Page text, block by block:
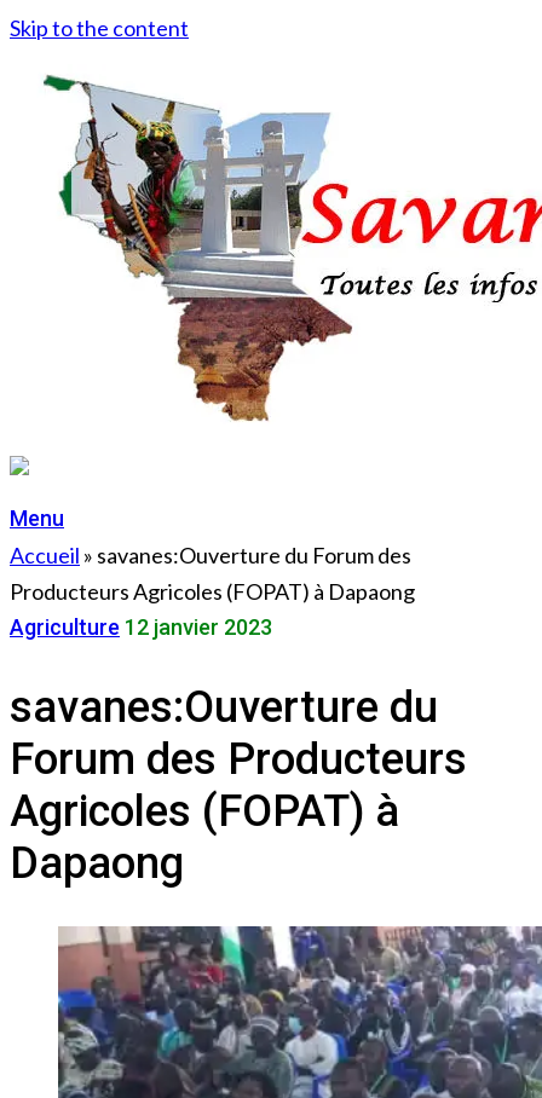
Skip to the content
Menu
Accueil » savanes:Ouverture du Forum des
Producteurs Agricoles (FOPAT) à Dapaong
Agriculture 12 janvier 2023
savanes:Ouverture du
Forum des Producteurs
Agricoles (FOPAT) à
Dapaong